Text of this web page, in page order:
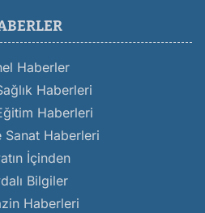
Haberler
Haberleri
Haberleri
Sanat Haberleri
İçinden
Bilgiler
Haberleri